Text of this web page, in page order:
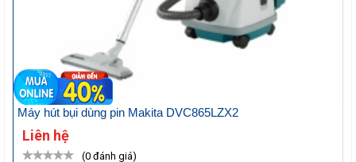
Máy hút bụi dùng pin Makita DVC865LZX2
Liên hệ
(0 đánh giá)